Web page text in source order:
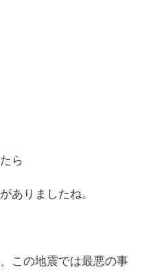
ら
ありましたね。
この地震では最悪の事